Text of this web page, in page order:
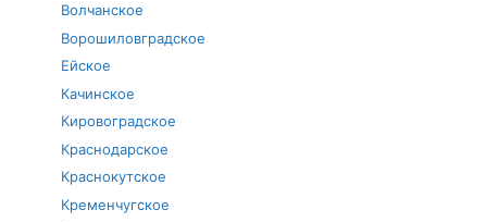
Волчанское
Ворошиловградское
Ейское
Качинское
Кировоградское
Краснодарское
Краснокутское
Кременчугское